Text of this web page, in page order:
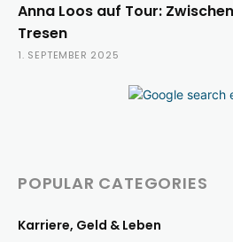
Anna Loos auf Tour:
Tresen
1. SEPTEMBER 2025
POPULAR CATEGORIES
Karriere, Geld & Leben